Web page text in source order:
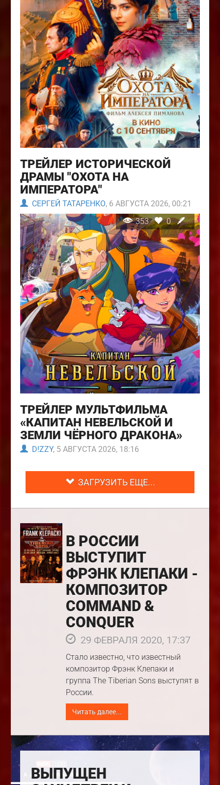
ТРЕЙЛЕР ИСТОРИЧЕСКОЙ
ДРАМЫ "ОХОТА НА
ИМПЕРАТОРА"
СЕРГЕЙ ТАТАРЕНКО, 6 АВГУСТА 2026, 00:21
353 0
ТРЕЙЛЕР МУЛЬТФИЛЬМА
«КАПИТАН НЕВЕЛЬСКОЙ И
ЗЕМЛИ ЧЁРНОГО ДРАКОНА»
D!ZZY, 5 АВГУСТА 2026, 18:16
ЗАГРУЗИТЬ ЕЩЕ...
В РОССИИ
ВЫСТУПИТ
ФРЭНК КЛЕПАКИ -
КОМПОЗИТОР
COMMAND &
CONQUER
29 ФЕВРАЛЯ 2020, 17:37
Стало известно, что известный
композитор Фрэнк Клепаки и
группа The Tiberian Sons выступят в
России.
Читать далее...
ВЫПУЩЕН